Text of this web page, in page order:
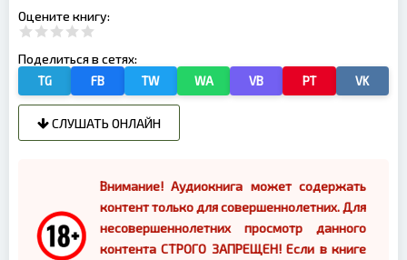
Оцените книгу:
Поделиться в сетях:
TG FB TW WA VB PT VK
СЛУШАТЬ ОНЛАЙН
Внимание! Аудиокнига может содержать
контент только для совершеннолетних. Для
несовершеннолетних просмотр данного
контента СТРОГО ЗАПРЕЩЕН! Если в книге